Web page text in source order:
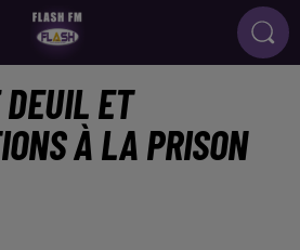
ET
À LA PRISON